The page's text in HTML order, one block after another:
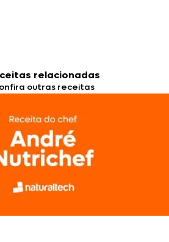
relacionadas
outras receitas